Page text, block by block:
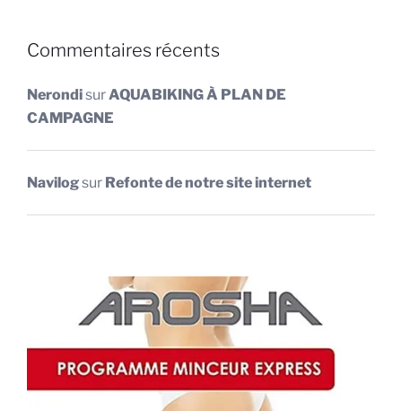
Commentaires récents
NerondisurAQUABIKING À PLAN DE
CAMPAGNE
Navilogsur Refonte de notre site internet